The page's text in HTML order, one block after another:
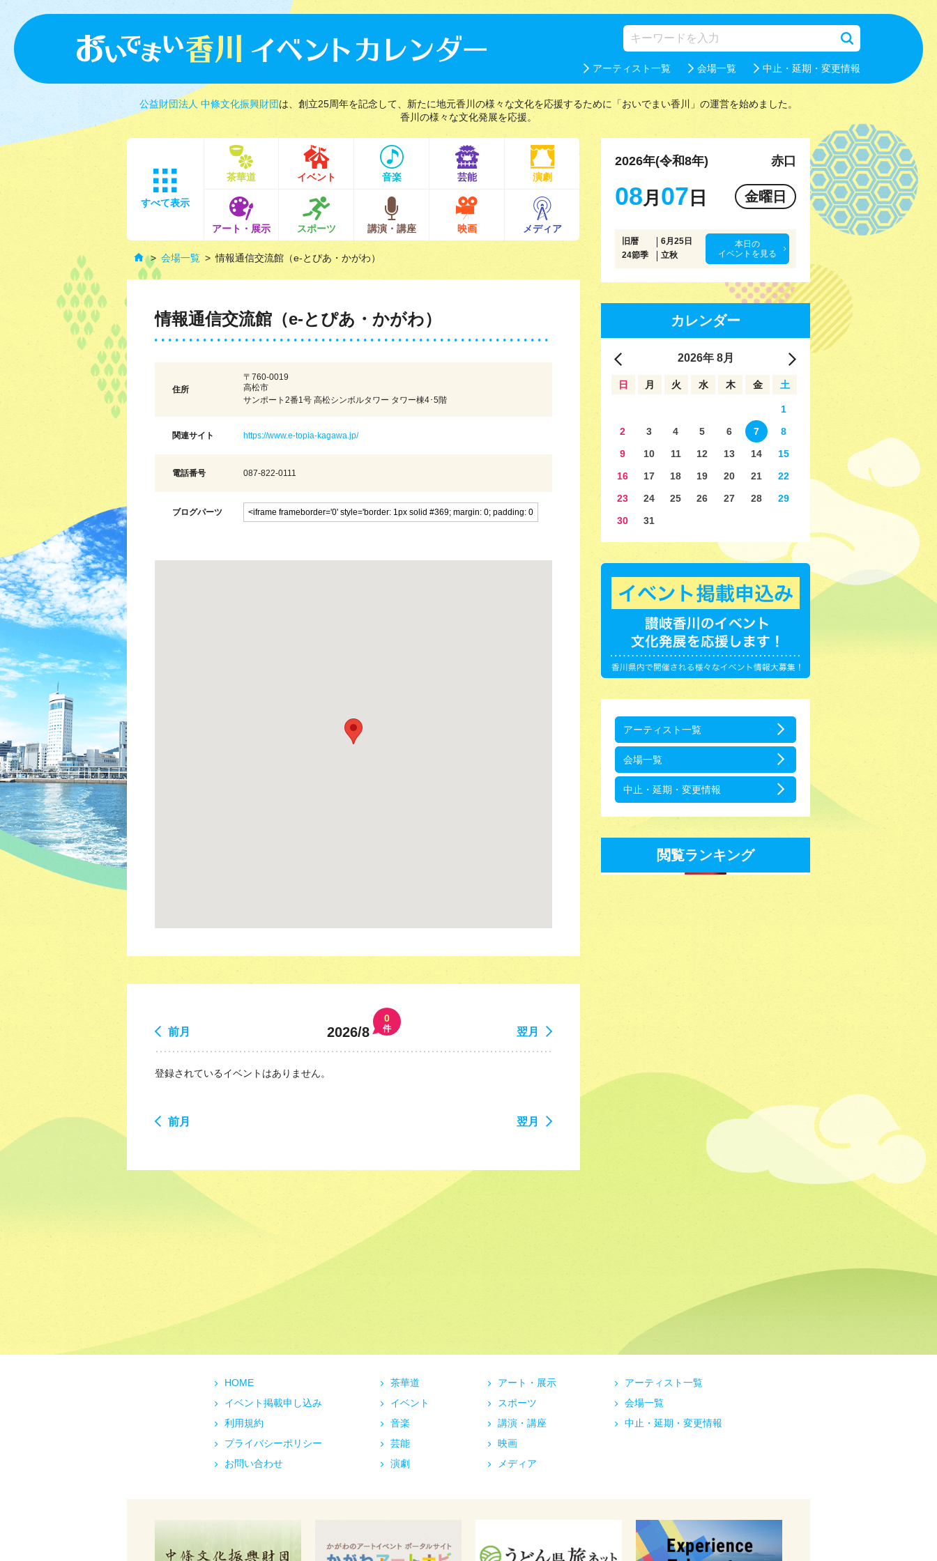
アーティスト一覧 会場一覧 中止・延期・変更情報
公益財団法人 中條文化振興財団は、創立25周年を記念して、新たに地元香川の様々な文化を応援するために「おいでまい香川」の運営を始めました。
香川の様々な文化発展を応援。
すべて表示
茶華道 イベント 音楽 芸能 演劇
アート・展示 スポーツ 講演・講座 映画 メディア
会場一覧 情報通信交流館（e-とぴあ・かがわ）
情報通信交流館（e-とぴあ・かがわ）
住所
〒760-0019
高松市
サンポート2番1号 高松シンボルタワー タワー棟4･5階
関連サイト https://www.e-topia-kagawa.jp/
電話番号 087-822-0111
ブログパーツ
前月 2026/8
0
件 翌月
登録されているイベントはありません。
前月 翌月
2026年(令和8年) 赤口
08月 07 日 金曜日
旧暦
6月25日
24節季
立秋
本日の
イベントを見る
カレンダー
2026年 8月
日 月 火 水 木 金 土
1
2
3 4 5 6 7
8
9
10 11 12 13 14
15
16
17 18 19 20 21
22
23
24 25 26 27 28
29
30
31
アーティスト一覧
会場一覧
中止・延期・変更情報
閲覧ランキング
HOME
イベント掲載申し込み
利用規約
プライバシーポリシー
お問い合わせ
茶華道
イベント
音楽
芸能
演劇
アート・展示
スポーツ
講演・講座
映画
メディア
アーティスト一覧
会場一覧
中止・延期・変更情報